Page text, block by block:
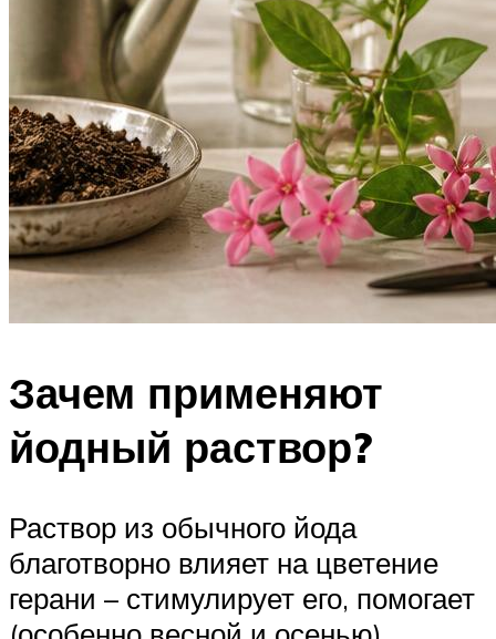
Зачем применяют
йодный раствор?
Раствор из обычного йода
благотворно влияет на цветение
герани – стимулирует его, помогает